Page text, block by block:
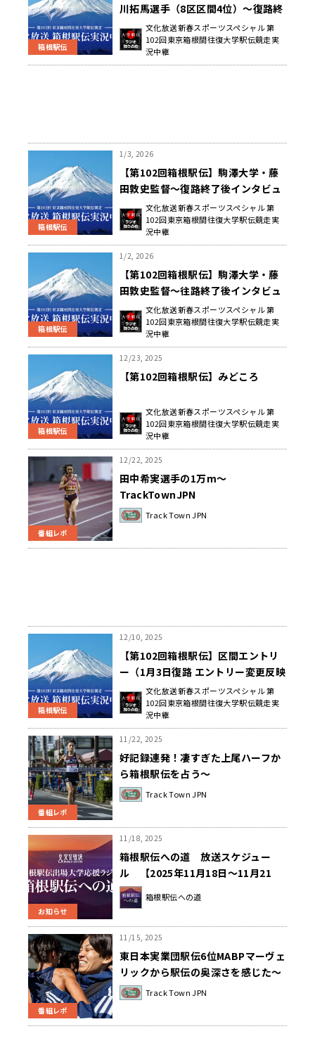
箱根駅伝
川拓馬選手（8区区間4位）〜復路終
了後インタビュー〜
文化放送新春スポーツスペシャル 第
102回東京箱根間往復大学駅伝競走実
況中継
箱根駅伝
1/3, 2026
【第102回箱根駅伝】駒澤大学・藤
田敦史監督〜復路終了後インタビュ
文化放送新春スポーツスペシャル 第
102回東京箱根間往復大学駅伝競走実
況中継
箱根駅伝
1/2, 2026
【第102回箱根駅伝】駒澤大学・藤
田敦史監督〜往路終了後インタビュ
文化放送新春スポーツスペシャル 第
102回東京箱根間往復大学駅伝競走実
況中継
箱根駅伝
12/23, 2025
【第102回箱根駅伝】みどころ
文化放送新春スポーツスペシャル 第
102回東京箱根間往復大学駅伝競走実
況中継
番組レポ
12/22, 2025
田中希実選手の1万m～
TrackTownJPN
Track Town JPN
箱根駅伝
12/10, 2025
【第102回箱根駅伝】区間エントリ
ー（1月3日復路 エントリー変更反映
済み）文化放送新春スポーツスペシャル 第
102回東京箱根間往復大学駅伝競走実
況中継
番組レポ
11/22, 2025
好記録連発！凄すぎた上尾ハーフか
ら箱根駅伝を占う～
TrackTownJPN
Track Town JPN
お知らせ
11/18, 2025
箱根駅伝への道 放送スケジュー
ル 【2025年11月18日～11月21
日】
箱根駅伝への道
番組レポ
11/15, 2025
東日本実業団駅伝6位MABPマーヴェ
リックから駅伝の奥深さを感じた～
TrackTownJPN
Track Town JPN